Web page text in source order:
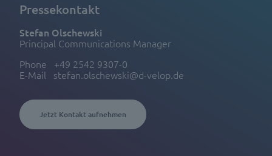
Pressekontakt
Stefan Olschewski
Principal Communications Manager
Phone
+49 2542 9307-0
E-Mail
stefan.olschewski@d-velop.de
Jetzt Kontakt aufnehmen